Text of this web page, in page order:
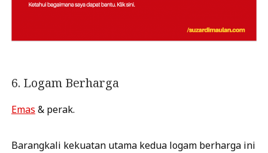
6. Logam Berharga
Emas & perak.
Barangkali kekuatan utama kedua logam berharga ini